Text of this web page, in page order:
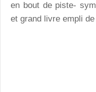
en bout de piste-
et grand livre empli